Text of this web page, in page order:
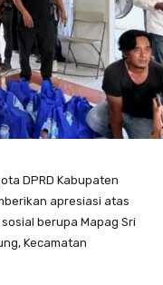
DPRD Kabupaten
apresiasi atas
berupa Mapag Sri
Kecamatan